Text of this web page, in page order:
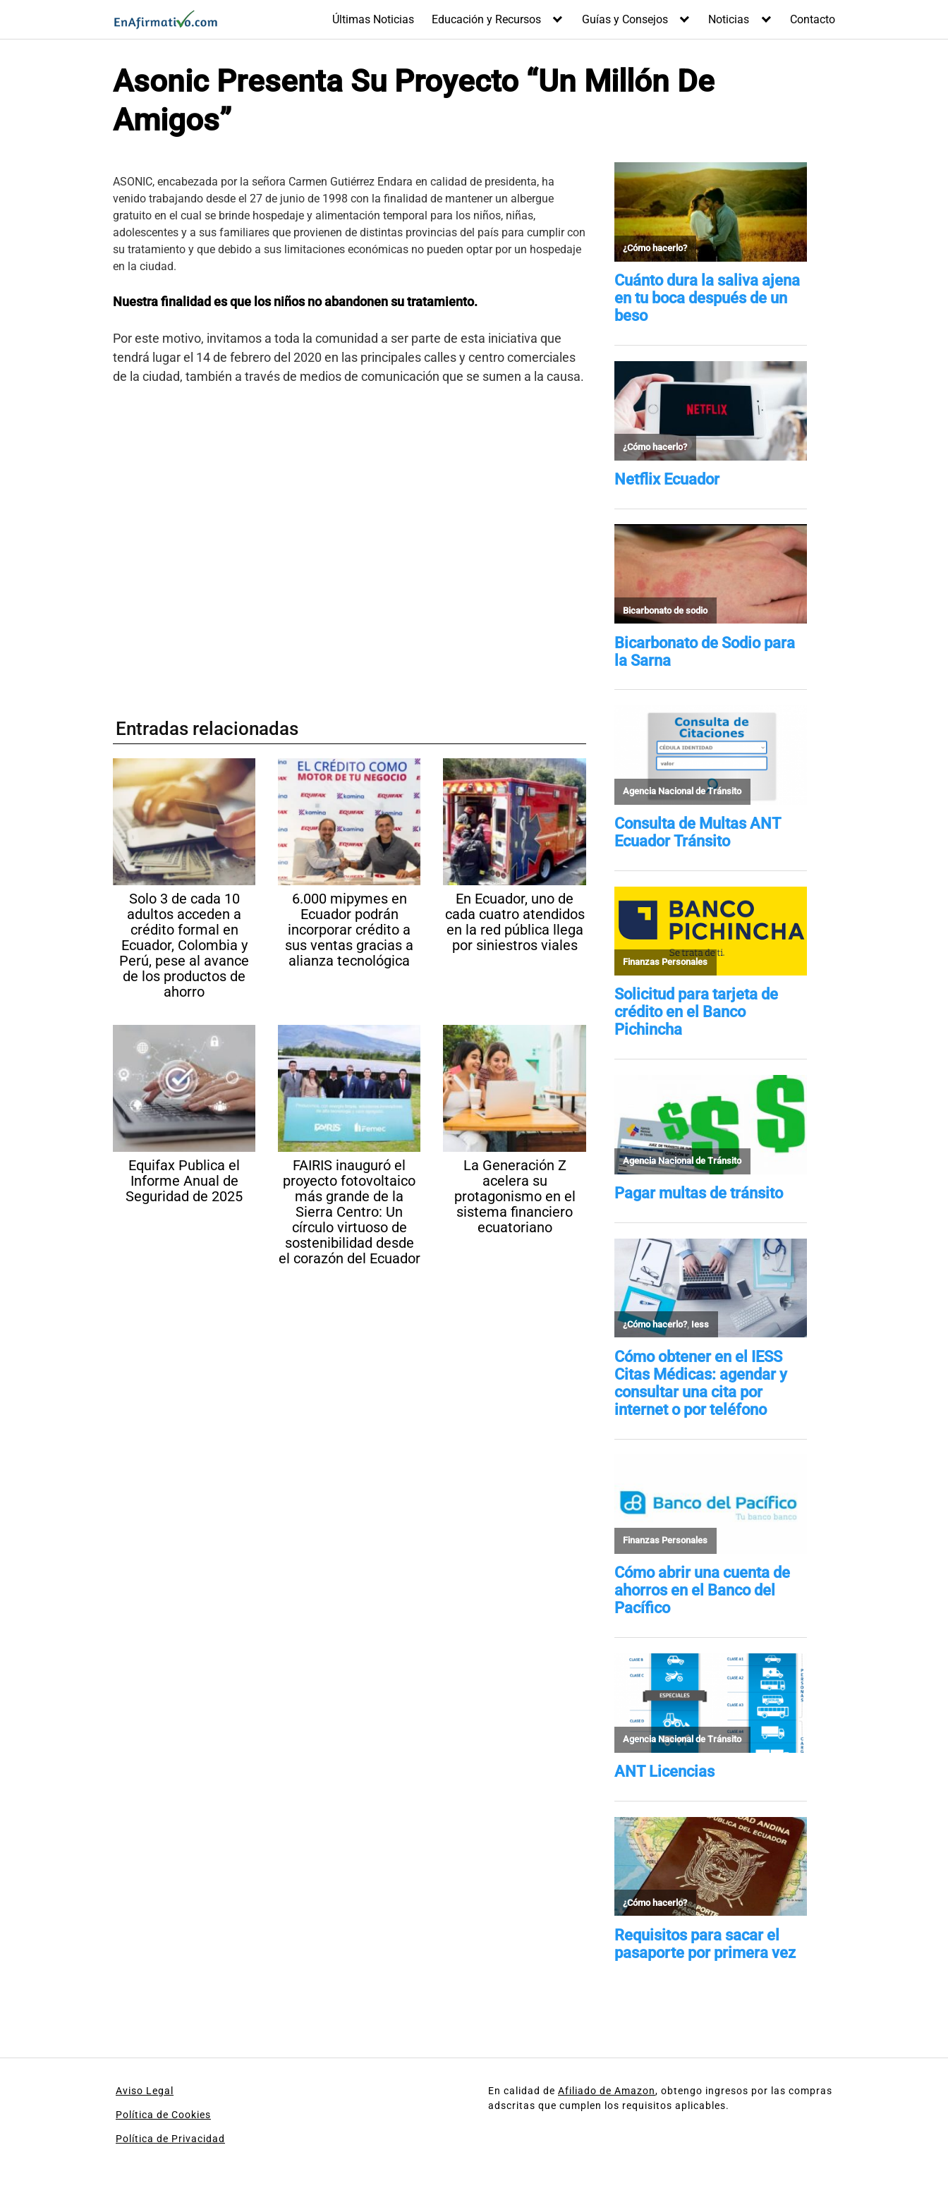
contenido
Últimas Noticias Educación y Recursos Guías y Consejos Noticias Contacto
Asonic Presenta Su Proyecto “Un Millón De
Amigos”
ASONIC, encabezada por la señora Carmen Gutiérrez Endara en calidad de presidenta, ha
venido trabajando desde el 27 de junio de 1998 con la finalidad de mantener un albergue
gratuito en el cual se brinde hospedaje y alimentación temporal para los niños, niñas,
adolescentes y a sus familiares que provienen de distintas provincias del país para cumplir con
su tratamiento y que debido a sus limitaciones económicas no pueden optar por un hospedaje
en la ciudad.
Nuestra finalidad es que los niños no abandonen su tratamiento.
Por este motivo, invitamos a toda la comunidad a ser parte de esta iniciativa que
tendrá lugar el 14 de febrero del 2020 en las principales calles y centro comerciales
de la ciudad, también a través de medios de comunicación que se sumen a la causa.
Entradas relacionadas
Solo 3 de cada 10
adultos acceden a
crédito formal en
Ecuador, Colombia y
Perú, pese al avance
de los productos de
ahorro
6.000 mipymes en
Ecuador podrán
incorporar crédito a
sus ventas gracias a
alianza tecnológica
En Ecuador, uno de
cada cuatro atendidos
en la red pública llega
por siniestros viales
Equifax Publica el
Informe Anual de
Seguridad de 2025
FAIRIS inauguró el
proyecto fotovoltaico
más grande de la
Sierra Centro: Un
círculo virtuoso de
sostenibilidad desde
el corazón del Ecuador
La Generación Z
acelera su
protagonismo en el
sistema financiero
ecuatoriano
Aviso Legal
Política de Cookies
Política de Privacidad
En calidad de Afiliado de Amazon, obtengo ingresos por las compras
adscritas que cumplen los requisitos aplicables.